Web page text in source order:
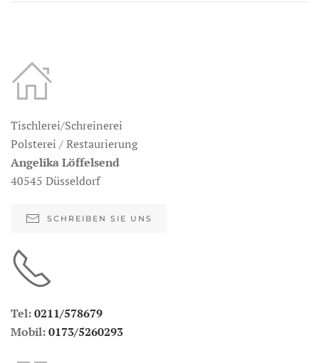
Tischlerei/Schreinerei
Polsterei / Restaurierung
Angelika Löffelsend
40545 Düsseldorf
SCHREIBEN SIE UNS
Tel:0211/578679
Mobil:0173/5260293